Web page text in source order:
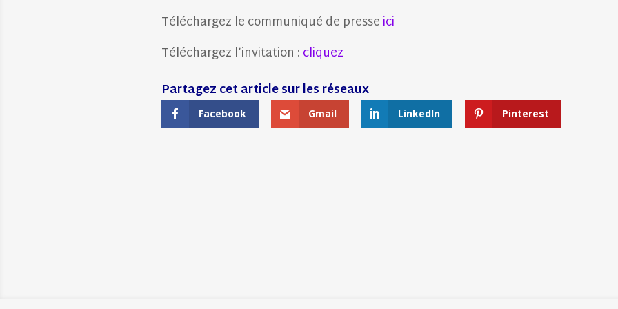
Téléchargez le communiqué de presseici
Téléchargez l’invitation :cliquez
Facebook Gmail LinkedIn Pinterest